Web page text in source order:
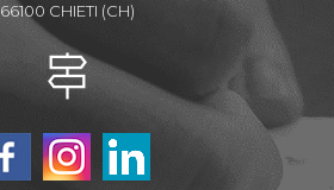
66100 CHIETI (CH)